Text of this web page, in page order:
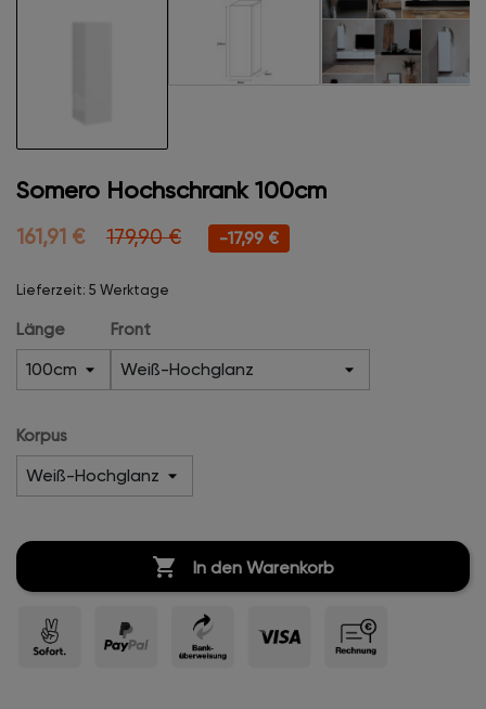
Somero Hochschrank 100cm
161,91 € 179,90 € -17,99 €
Lieferzeit: 5 Werktage
Länge Front
Korpus
 In den Warenkorb